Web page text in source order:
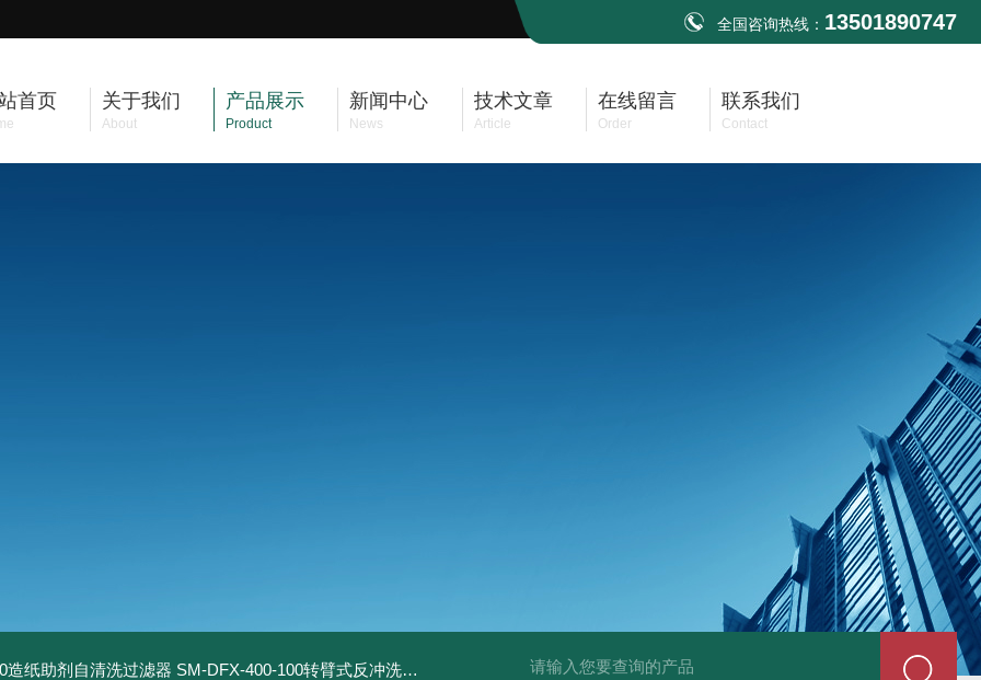
全国咨询热线： 13501890747
首页 关于我们
About
产品展示
Product
新闻中心
News
技术文章
Article
在线留言
Order
联系我们
Contact
造纸助剂自清洗过滤器 SM-DFX-400-100转臂式反冲洗过滤器 DN600全自动白水自清洗过滤器 325全自动刷式自清洗过滤器 10平方插